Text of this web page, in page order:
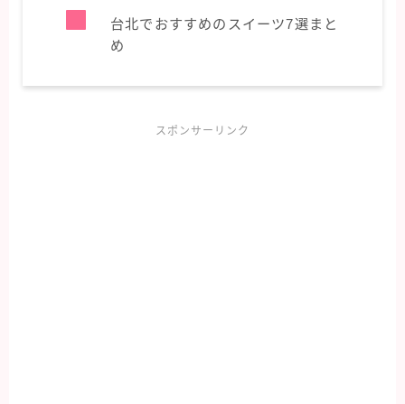
台北でおすすめのスイーツ7選まと
め
スポンサーリンク